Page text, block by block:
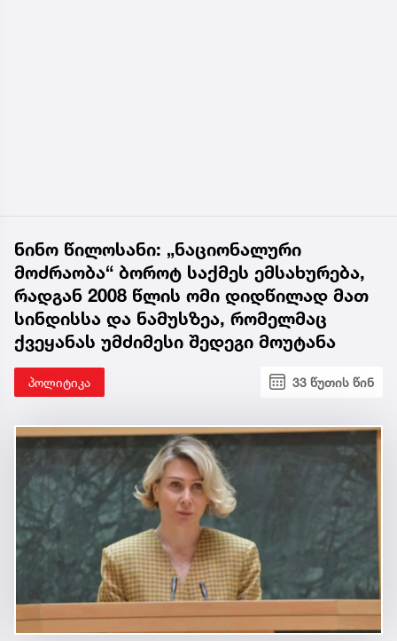
ნინო წილოსანი: „ნაციონალური
მოძრაობა“ ბოროტ საქმეს ემსახურება,
რადგან 2008 წლის ომი დიდწილად მათ
სინდისსა და ნამუსზეა, რომელმაც
ქვეყანას უმძიმესი შედეგი მოუტანა
პოლიტიკა 33 წუთის წინ